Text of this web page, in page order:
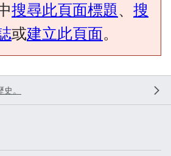
搜尋此頁面標題、 搜
或建立此頁面。
。